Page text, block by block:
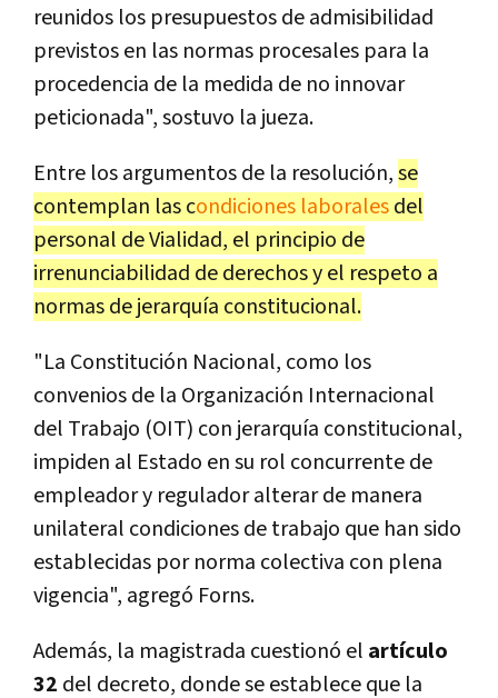
reunidos los presupuestos de admisibilidad
previstos en las normas procesales para la
procedencia de la medida de no innovar
peticionada", sostuvo la jueza.
Entre los argumentos de la resolución,se
contemplan las condiciones laboralesdel
personal de Vialidad, el principio de
irrenunciabilidad de derechos y el respeto a
normas de jerarquía constitucional.
"La Constitución Nacional, como los
convenios de la Organización Internacional
del Trabajo (OIT) con jerarquía constitucional,
impiden al Estado en su rol concurrente de
empleador y regulador alterar de manera
unilateral condiciones de trabajo que han sido
establecidas por norma colectiva con plena
vigencia", agregó Forns.
Además, la magistrada cuestionó el artículo
32 del decreto, donde se establece que la